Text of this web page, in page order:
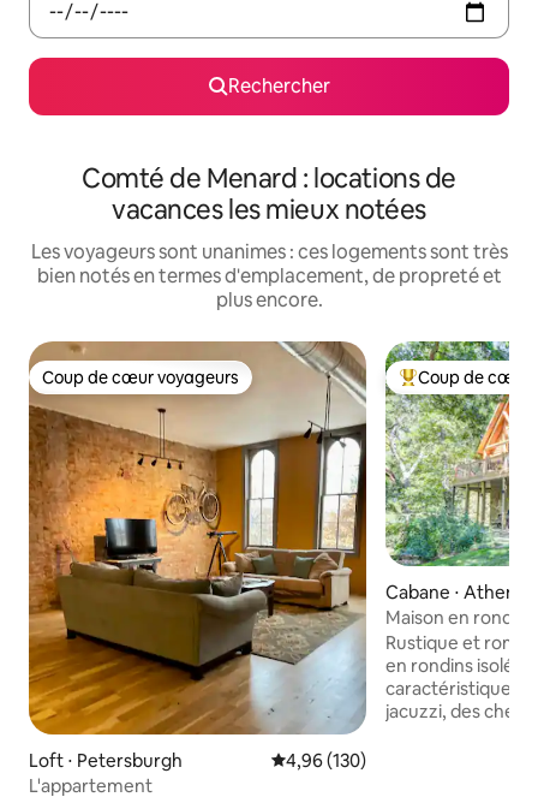
Rechercher
Comté de Menard : locations de
vacances les mieux notées
Les voyageurs sont unanimes : ces logements sont très
bien notés en termes d'emplacement, de propreté et
plus encore.
Coup de cœur voyageurs
Coup de cœur voyageurs
Loft ⋅ Petersburgh Évaluation moyenne sur la
4,96 (130)
L'appartement
Coups de cœur
Coup de cœur
Cabane ⋅ Athens
Maison en
jacuzzi et billard
Rustique et
en rondins isolée
caractéristiques
jacuzzi, des